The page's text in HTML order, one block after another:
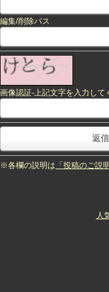
編集/削除パス
画像認証-上記文字を入力して
※各欄の説明は 「投稿のご説
人